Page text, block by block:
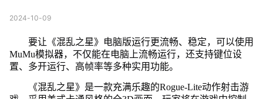
2024-10-09
要让《混乱之星》电脑版运行更流畅、稳定，可以使用
MuMu模拟器，不仅能在电脑上流畅运行，还支持键位设
置、多开运行、高帧率等多种实用功能。
《混乱之星》是一款充满乐趣的Rogue-Lite动作射击游